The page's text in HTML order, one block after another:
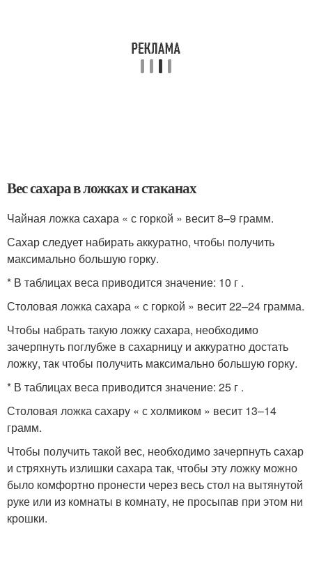
Вес сахара в ложках и стаканах
Чайная ложка сахара « с горкой » весит 8–9 грамм.
Сахар следует набирать аккуратно, чтобы получить
максимально большую горку.
* В таблицах веса приводится значение: 10 г .
Столовая ложка сахара « с горкой » весит 22–24 грамма.
Чтобы набрать такую ложку сахара, необходимо
зачерпнуть поглубже в сахарницу и аккуратно достать
ложку, так чтобы получить максимально большую горку.
* В таблицах веса приводится значение: 25 г .
Столовая ложка сахару « с холмиком » весит 13–14
грамм.
Чтобы получить такой вес, необходимо зачерпнуть сахар
и стряхнуть излишки сахара так, чтобы эту ложку можно
было комфортно пронести через весь стол на вытянутой
руке или из комнаты в комнату, не просыпав при этом ни
крошки.